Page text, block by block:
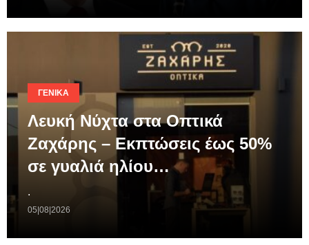
ΓΕΝΙΚΆ
Λευκή Νύχτα στα Οπτικά
Ζαχάρης – Εκπτώσεις έως 50%
σε γυαλιά ηλίου…
.
05|08|2026